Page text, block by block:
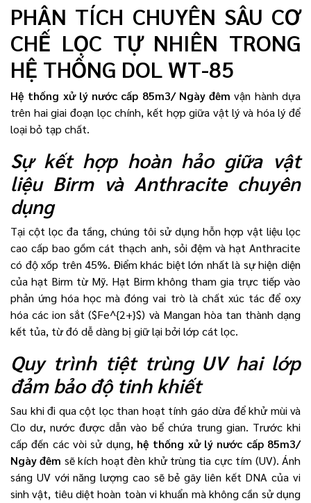
PHÂN TÍCH CHUYÊN SÂU CƠ
CHẾ LỌC TỰ NHIÊN TRONG
HỆ THỐNG DOL WT-85
Hệ thống xử lý nước cấp 85m3/ Ngày đêm vận hành dựa
trên hai giai đoạn lọc chính, kết hợp giữa vật lý và hóa lý để
loại bỏ tạp chất.
Sự kết hợp hoàn hảo giữa vật
liệu Birm và Anthracite chuyên
dụng
Tại cột lọc đa tầng, chúng tôi sử dụng hỗn hợp vật liệu lọc
cao cấp bao gồm cát thạch anh, sỏi đệm và hạt Anthracite
có độ xốp trên 45%. Điểm khác biệt lớn nhất là sự hiện diện
của hạt Birm từ Mỹ. Hạt Birm không tham gia trực tiếp vào
phản ứng hóa học mà đóng vai trò là chất xúc tác để oxy
hóa các ion sắt ($Fe^{2+}$) và Mangan hòa tan thành dạng
kết tủa, từ đó dễ dàng bị giữ lại bởi lớp cát lọc.
Quy trình tiệt trùng UV hai lớp
đảm bảo độ tinh khiết
Sau khi đi qua cột lọc than hoạt tính gáo dừa để khử mùi và
Clo dư, nước được dẫn vào bể chứa trung gian. Trước khi
cấp đến các vòi sử dụng, hệ thống xử lý nước cấp 85m3/
Ngày đêm sẽ kích hoạt đèn khử trùng tia cực tím (UV). Ánh
sáng UV với năng lượng cao sẽ bẻ gãy liên kết DNA của vi
sinh vật, tiêu diệt hoàn toàn vi khuẩn mà không cần sử dụng